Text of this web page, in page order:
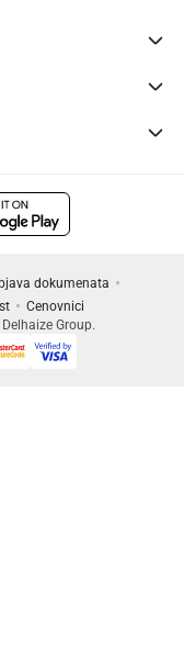
dokumenata
Cenovnici
Group.